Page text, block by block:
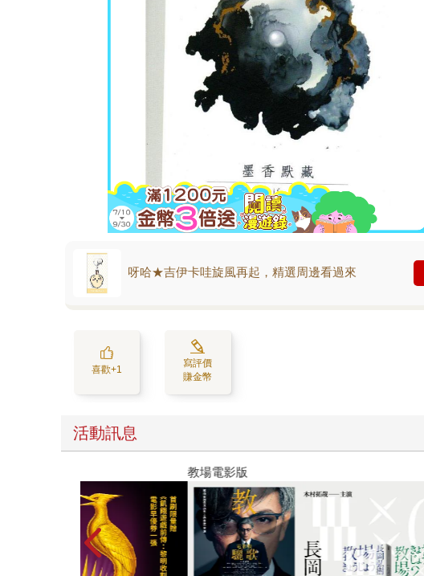
呀哈★吉伊卡哇旋風再起，精選周邊看過來
喜歡+1
寫評價
賺金幣
活動訊息